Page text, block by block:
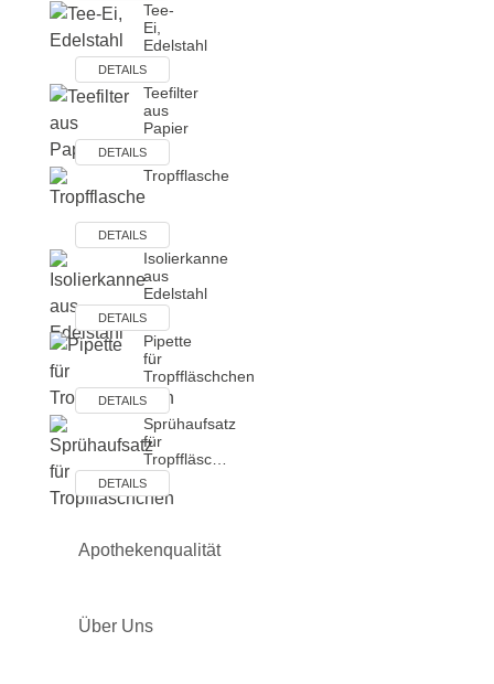
Tee-
Ei,
Edelstahl
DETAILS
Teefilter
aus
Papier
DETAILS
Tropfflasche
DETAILS
Isolierkanne
aus
Edelstahl
DETAILS
Pipette
für
Tropffläschchen
DETAILS
Sprühaufsatz
für
Tropffläsc…
DETAILS
Apothekenqualität
Über Uns